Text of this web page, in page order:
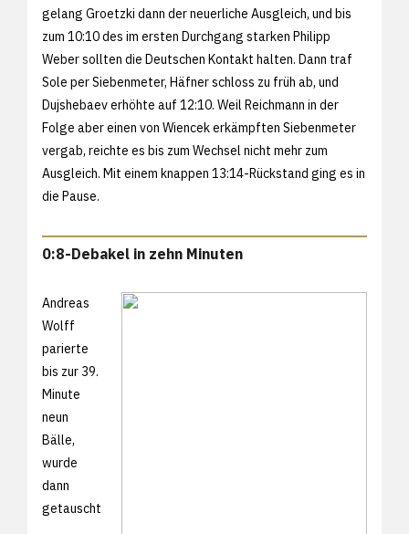
gelang Groetzki dann der neuerliche Ausgleich, und bis
zum 10:10 des im ersten Durchgang starken Philipp
Weber sollten die Deutschen Kontakt halten. Dann traf
Sole per Siebenmeter, Häfner schloss zu früh ab, und
Dujshebaev erhöhte auf 12:10. Weil Reichmann in der
Folge aber einen von Wiencek erkämpften Siebenmeter
vergab, reichte es bis zum Wechsel nicht mehr zum
Ausgleich. Mit einem knappen 13:14-Rückstand ging es in
die Pause.
0:8-Debakel in zehn Minuten
Andreas
Wolff
parierte
bis zur 39.
Minute
neun
Bälle,
wurde
dann
getauscht